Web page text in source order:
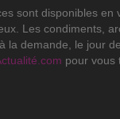
sont disponibles en
Les condiments,
la demande, le jour
pour vous